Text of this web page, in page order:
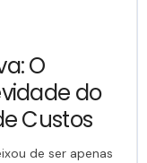
O
do
Custos
de ser apenas